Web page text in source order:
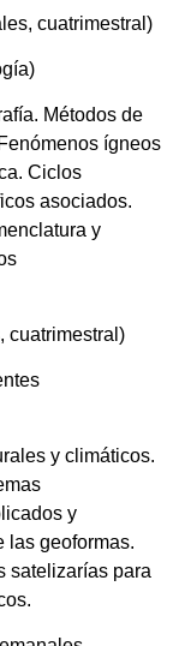
cuatrimestral)
Métodos de
ígneos
Ciclos
asociados.
y
cuatrimestral)
y climáticos.
y
las geoformas.
satelizarías para